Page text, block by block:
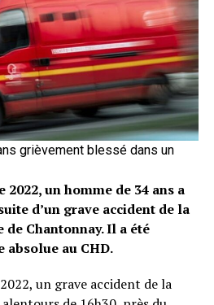
grièvement blessé dans un
2022, un homme de 34 ans a
d’un grave accident de la
Chantonnay. Il a été
absolue au CHD.
un grave accident de la